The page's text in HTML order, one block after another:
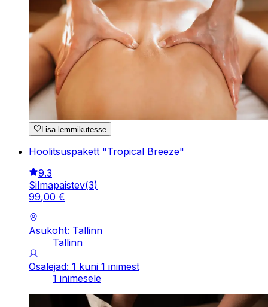
Lisa lemmikutesse
Hoolitsuspakett "Tropical Breeze"
9.3
Silmapaistev(3)
99,00 €
Asukoht: Tallinn
Tallinn
Osalejad: 1 kuni 1 inimest
1 inimesele